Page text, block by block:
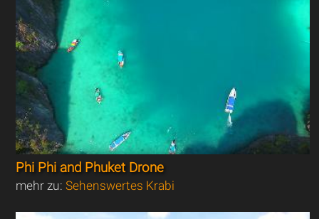
Phi Phi and Phuket Drone
mehr zu:Sehenswertes Krabi